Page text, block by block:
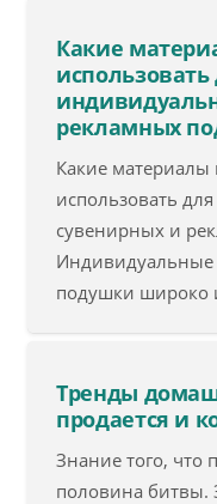
Какие
рекламных
Какие
использовать
сувенирных и
подушки широко
Тренды
продается и
Знание того, что
половина битвы.